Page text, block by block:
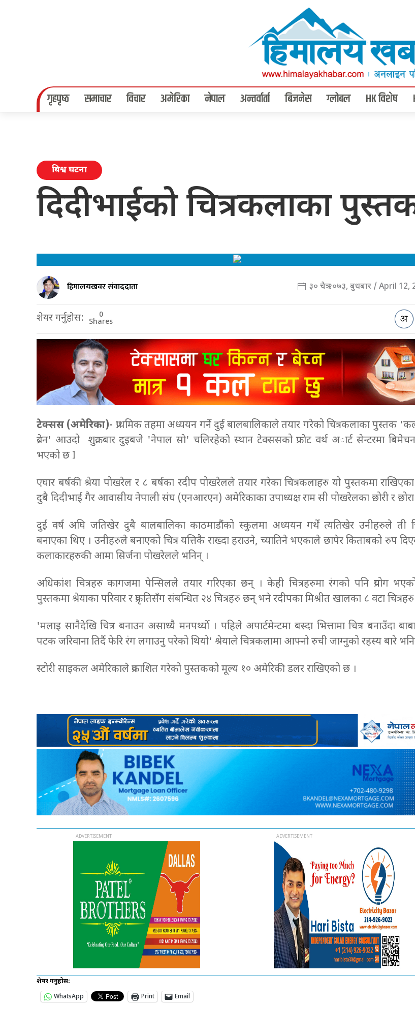
गृहपृष्‍ठ समाचार विचार अमेरिका नेपाल अन्तर्वार्ता बिजनेस ग्लोबल HK विशेष
बिश्व घटना
दिदीभाईको चित्रकलाका
हिमालयखवर संवाददाता ३० चैत्र २०७३, बुधबार / April 12,
शेयर गर्नुहोस: 0
Shares
टेक्सस (अमेरिका)- प्राथमिक तहमा अध्ययन गर्ने दुई बालबालिकाले तयार गरेको चित्रकलाका पुस्तक
ब्रेन' आउदो शुक्रबार दुइबजे 'नेपाल साे' चलिरहेकाे स्थान टेक्ससको फ्राेट वर्थ अार्ट सेन्टरमा
भएको छ I
एघार बर्षकी श्रेया पोखरेल र ८ बर्षका रदीप पोखरेलले तयार गरेका चित्रकलाहरु यो पुस्तकमा
दुबै दिदीभाई गैर आवासीय नेपाली संघ (एनआरएन) अमेरिकाका उपाध्यक्ष राम सी पोखरेलका छोरी र
दुई वर्ष अघि जतिखेर दुबै बालबालिका काठमाडौंको स्कुलमा अध्ययन गर्थे त्यतिखेर उनीहरुले ती
बनाएका थिए । उनीहरुले बनाएको चित्र यत्तिकै राख्दा हराउने, च्यातिने भएकाले छापेर किताबको रुप
कलाकारहरुकी आमा सिर्जना पोखरेलले भनिन् ।
अधिकांश चित्रहरु कागजमा पेन्सिलले तयार गरिएका छन् । केही चित्रहरुमा रंगको पनि प्रयोग
पुस्तकमा श्रेयाका परिवार र प्रकृतिसँग संबन्धित २४ चित्रहरु छन् भने रदीपका मिश्रीत खालका ८ वटा
'मलाइ सानैदेखि चित्र बनाउन असाध्यै मनपर्थ्यो । पहिले अपार्टमेन्टमा बस्दा भित्तामा चित्र बनाउँदा
पटक जरिवाना तिर्दै फेरि रंग लगाउनु परेको थियो' श्रेयाले चित्रकलामा आफ्नो रुची जाग्नुको रहस्य बारे
स्टोरी साइकल अमेरिकाले प्रकाशित गरेको पुस्तकको मूल्य १० अमेरिकी डलर राखिएको छ ।
शेयर गर्नुहोस:
WhatsApp
Print Email